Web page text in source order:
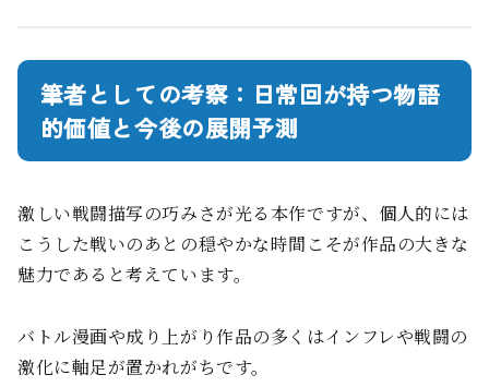
筆者としての考察：日常回が持つ物語
的価値と今後の展開予測
激しい戦闘描写の巧みさが光る本作ですが、個人的には
こうした戦いのあとの穏やかな時間こそが作品の大きな
魅力であると考えています。
バトル漫画や成り上がり作品の多くはインフレや戦闘の
激化に軸足が置かれがちです。